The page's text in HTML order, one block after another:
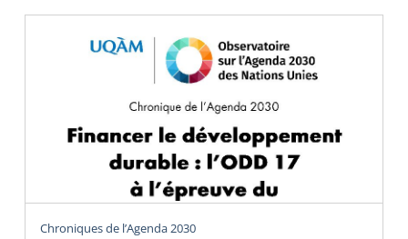
Chroniques de l’Agenda 2030